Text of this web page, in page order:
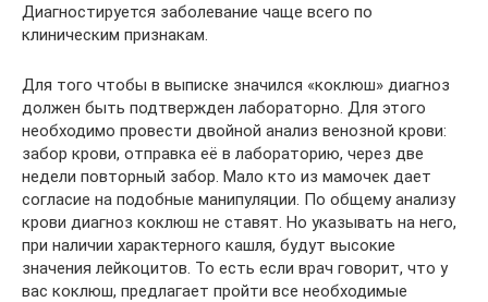
Диагностируется заболевание чаще всего по
клиническим признакам.
Для того чтобы в выписке значился «коклюш» диагноз
должен быть подтвержден лабораторно. Для этого
необходимо провести двойной анализ венозной крови:
забор крови, отправка её в лабораторию, через две
недели повторный забор. Мало кто из мамочек дает
согласие на подобные манипуляции. По общему анализу
крови диагноз коклюш не ставят. Но указывать на него,
при наличии характерного кашля, будут высокие
значения лейкоцитов. То есть если врач говорит, что у
вас коклюш, предлагает пройти все необходимые